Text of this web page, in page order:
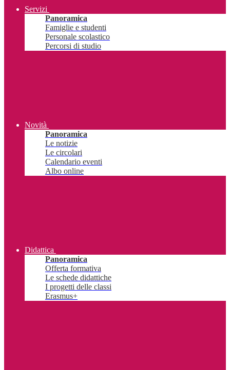
Servizi
Panoramica
Famiglie e studenti
Personale scolastico
Percorsi di studio
Novità
Panoramica
Le notizie
Le circolari
Calendario eventi
Albo online
Didattica
Panoramica
Offerta formativa
Le schede didattiche
I progetti delle classi
Erasmus+